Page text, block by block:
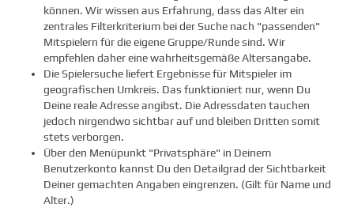
können. Wir wissen aus Erfahrung, dass das Alter ein
zentrales Filterkriterium bei der Suche nach "passenden"
Mitspielern für die eigene Gruppe/Runde sind. Wir
empfehlen daher eine wahrheitsgemäße Altersangabe.
Die Spielersuche liefert Ergebnisse für Mitspieler im
geografischen Umkreis. Das funktioniert nur, wenn Du
Deine reale Adresse angibst. Die Adressdaten tauchen
jedoch nirgendwo sichtbar auf und bleiben Dritten somit
stets verborgen.
Über den Menüpunkt "Privatsphäre" in Deinem
Benutzerkonto kannst Du den Detailgrad der Sichtbarkeit
Deiner gemachten Angaben eingrenzen. (Gilt für Name und
Alter.)